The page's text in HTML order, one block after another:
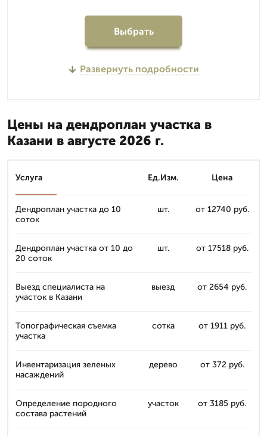
Выбрать
Развернуть подробности
Цены на дендроплан участка в
Казани в августе 2026 г.
Услуга Ед.Изм. Цена
Дендроплан участка до 10
соток
шт. от 12740 руб.
Дендроплан участка от 10 до
20 соток
шт. от 17518 руб.
Выезд специалиста на
участок в Казани
выезд от 2654 руб.
Топографическая съемка
участка
сотка от 1911 руб.
Инвентаризация зеленых
насаждений
дерево от 372 руб.
Определение породного
состава растений
участок от 3185 руб.